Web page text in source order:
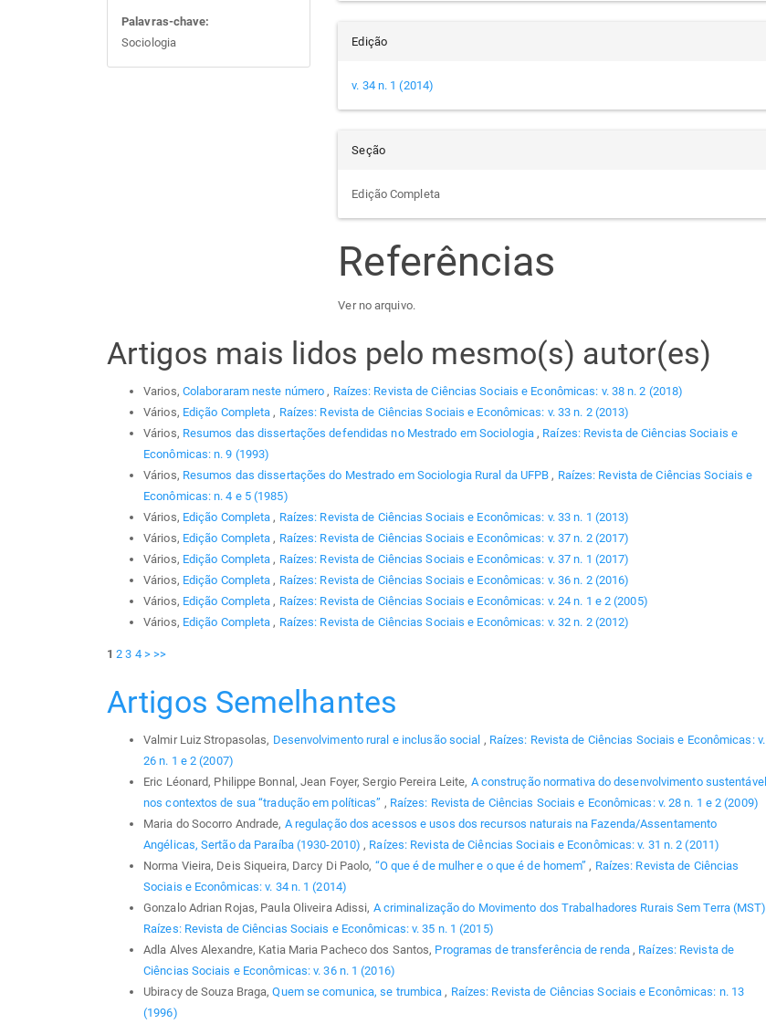
Palavras-chave:
Sociologia
Edição
v. 34 n. 1 (2014)
Seção
Edição Completa
Referências
Ver no arquivo.
Artigos mais lidos pelo mesmo(s) autor(es)
Varios, Colaboraram neste número, Raízes: Revista de Ciências Sociais e Econômicas: v. 38 n. 2 (2018)
Vários, Edição Completa, Raízes: Revista de Ciências Sociais e Econômicas: v. 33 n. 2 (2013)
Vários, Resumos das dissertações defendidas no Mestrado em Sociologia, Raízes: Revista de Ciências Sociais e
Econômicas: n. 9 (1993)
Vários, Resumos das dissertações do Mestrado em Sociologia Rural da UFPB, Raízes: Revista de Ciências Sociais e
Econômicas: n. 4 e 5 (1985)
Vários, Edição Completa, Raízes: Revista de Ciências Sociais e Econômicas: v. 33 n. 1 (2013)
Vários, Edição Completa, Raízes: Revista de Ciências Sociais e Econômicas: v. 37 n. 2 (2017)
Vários, Edição Completa, Raízes: Revista de Ciências Sociais e Econômicas: v. 37 n. 1 (2017)
Vários, Edição Completa, Raízes: Revista de Ciências Sociais e Econômicas: v. 36 n. 2 (2016)
Vários, Edição Completa, Raízes: Revista de Ciências Sociais e Econômicas: v. 24 n. 1 e 2 (2005)
Vários, Edição Completa, Raízes: Revista de Ciências Sociais e Econômicas: v. 32 n. 2 (2012)
1 2 3 4 > >>
Artigos Semelhantes
Valmir Luiz Stropasolas, Desenvolvimento rural e inclusão social , Raízes: Revista de Ciências Sociais e Econômicas: v.
26 n. 1 e 2 (2007)
Eric Léonard, Philippe Bonnal, Jean Foyer, Sergio Pereira Leite, A construção normativa do desenvolvimento sustentável
nos contextos de sua “tradução em políticas” , Raízes: Revista de Ciências Sociais e Econômicas: v. 28 n. 1 e 2 (2009)
Maria do Socorro Andrade, A regulação dos acessos e usos dos recursos naturais na Fazenda/Assentamento
Angélicas, Sertão da Paraíba (1930-2010), Raízes: Revista de Ciências Sociais e Econômicas: v. 31 n. 2 (2011)
Norma Vieira, Deis Siqueira, Darcy Di Paolo, “O que é de mulher e o que é de homem”, Raízes: Revista de Ciências
Sociais e Econômicas: v. 34 n. 1 (2014)
Gonzalo Adrian Rojas, Paula Oliveira Adissi, A criminalização do Movimento dos Trabalhadores Rurais Sem Terra (MST)
Raízes: Revista de Ciências Sociais e Econômicas: v. 35 n. 1 (2015)
Adla Alves Alexandre, Katia Maria Pacheco dos Santos, Programas de transferência de renda, Raízes: Revista de
Ciências Sociais e Econômicas: v. 36 n. 1 (2016)
Ubiracy de Souza Braga,Quem se comunica, se trumbica, Raízes: Revista de Ciências Sociais e Econômicas: n. 13
(1996)